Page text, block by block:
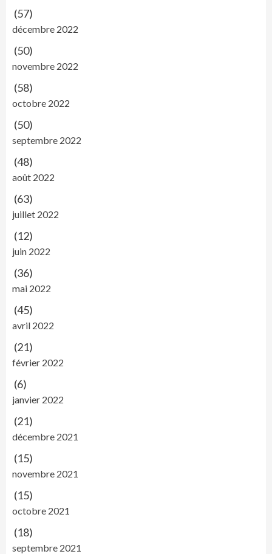
(57)
décembre 2022
(50)
novembre 2022
(58)
octobre 2022
(50)
septembre 2022
(48)
août 2022
(63)
juillet 2022
(12)
juin 2022
(36)
mai 2022
(45)
avril 2022
(21)
février 2022
(6)
janvier 2022
(21)
décembre 2021
(15)
novembre 2021
(15)
octobre 2021
(18)
septembre 2021